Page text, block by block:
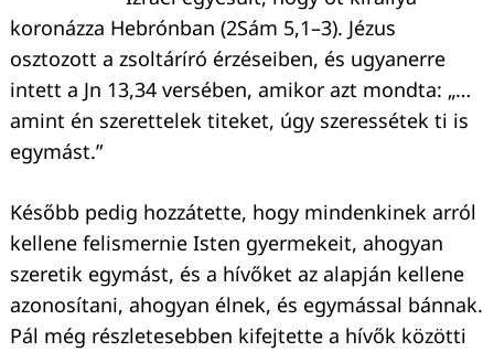
koronázza Hebrónban (2Sám 5,1–3). Jézus
osztozott a zsoltáríró érzéseiben, és ugyanerre
intett a Jn 13,34 versében, amikor azt mondta: „…
amint én szerettelek titeket, úgy szeressétek ti is
egymást.”
Később pedig hozzátette, hogy mindenkinek arról
kellene felismernie Isten gyermekeit, ahogyan
szeretik egymást, és a hívőket az alapján kellene
azonosítani, ahogyan élnek, és egymással bánnak.
Pál még részletesebben kifejtette a hívők közötti